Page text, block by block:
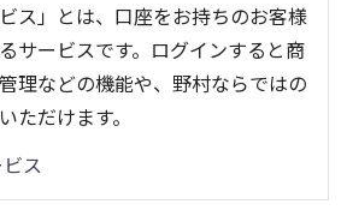
ス」とは、口座をお持ちのお客様
サービスです。ログインすると商
理などの機能や、野村ならではの
ただけます。
ス